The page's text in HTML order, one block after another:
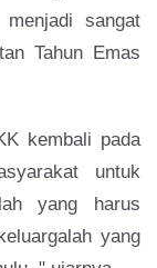
sangat
Tahun Emas
kembali pada
untuk
yang harus
yang